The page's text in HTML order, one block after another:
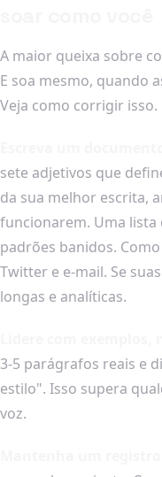
A maior queixa sobre
E soa mesmo, quando
Veja como corrigir isso.
sete adjetivos que
da sua melhor escrita,
funcionarem. Uma lista
padrões banidos.
Twitter e e-mail. Se
longas e analíticas.
3-5 parágrafos reais e
estilo". Isso supera
voz.